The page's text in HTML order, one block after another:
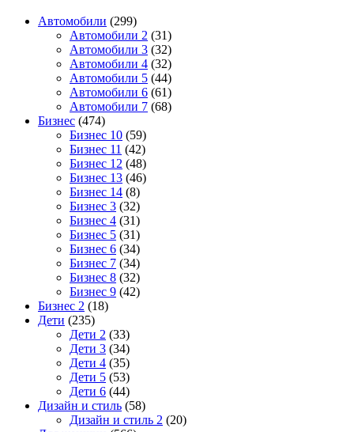
Автомобили (299)
Автомобили 2 (31)
Автомобили 3 (32)
Автомобили 4 (32)
Автомобили 5 (44)
Автомобили 6 (61)
Автомобили 7 (68)
Бизнес (474)
Бизнес 10 (59)
Бизнес 11 (42)
Бизнес 12 (48)
Бизнес 13 (46)
Бизнес 14 (8)
Бизнес 3 (32)
Бизнес 4 (31)
Бизнес 5 (31)
Бизнес 6 (34)
Бизнес 7 (34)
Бизнес 8 (32)
Бизнес 9 (42)
Бизнес 2 (18)
Дети (235)
Дети 2 (33)
Дети 3 (34)
Дети 4 (35)
Дети 5 (53)
Дети 6 (44)
Дизайн и стиль (58)
Дизайн и стиль 2 (20)